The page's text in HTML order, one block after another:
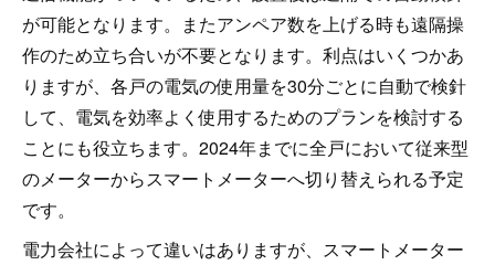
が可能となります。またアンペア数を上げる時も遠隔操
作のため立ち合いが不要となります。利点はいくつかあ
りますが、各戸の電気の使用量を30分ごとに自動で検針
して、電気を効率よく使用するためのプランを検討する
ことにも役立ちます。2024年までに全戸において従来型
のメーターからスマートメーターへ切り替えられる予定
です。
電力会社によって違いはありますが、スマートメーター